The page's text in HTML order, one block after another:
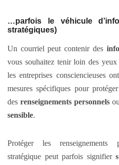
…parfois le véhicule
stratégiques)
Un courriel peut contenir des
vous souhaitez tenir loin des
les entreprises consciencieuses
mesures spécifiques pour
des renseignements personnels
sensible.
Protéger les renseignements
stratégique peut parfois signifier